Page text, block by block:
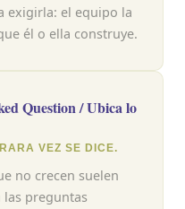
exigirla: el equipo la
él o ella construye.
Question / Ubica lo
VEZ SE DICE.
no crecen suelen
las preguntas